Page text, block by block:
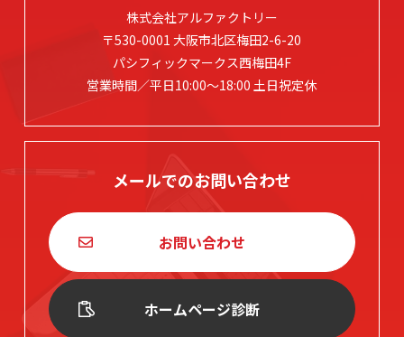
株式会社アルファクトリー
〒530-0001 大阪市北区梅田2-6-20
パシフィックマークス西梅田4F
営業時間／平日10:00～18:00 土日祝定休
メールでのお問い合わせ
お問い合わせ
ホームページ診断